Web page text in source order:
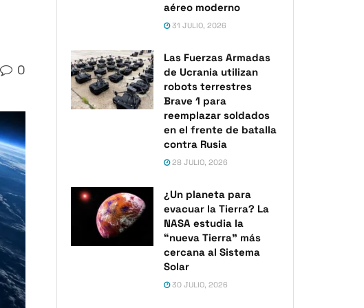
0
aéreo moderno
31 JULIO, 2026
Las Fuerzas Armadas
de Ucrania utilizan
robots terrestres
Brave 1 para
reemplazar soldados
en el frente de batalla
contra Rusia
28 JULIO, 2026
¿Un planeta para
evacuar la Tierra? La
NASA estudia la
“nueva Tierra” más
cercana al Sistema
Solar
30 JULIO, 2026